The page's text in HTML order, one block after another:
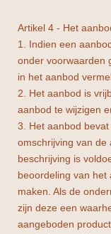
Artikel 4 - Het
1. Indien een
onder voorwaarden
in het aanbod
2. Het aanbod is
aanbod te wijzigen
3. Het aanbod
omschrijving van de
beschrijving is
beoordeling van het
maken. Als de
zijn deze een
aangeboden